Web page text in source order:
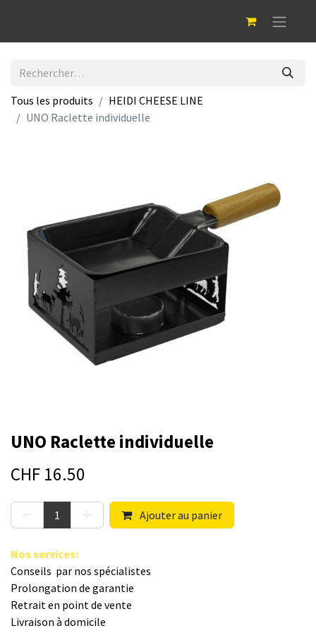
Tous les produits
HEIDI CHEESE LINE
UNO Raclette individuelle
UNO Raclette individuelle
CHF 16.50
Ajouter au panier
Nos s​ervices:
Conseils par nos spé​cialistes
Prolongation de garantie
Retrait en point de vente
Livraison à domicile